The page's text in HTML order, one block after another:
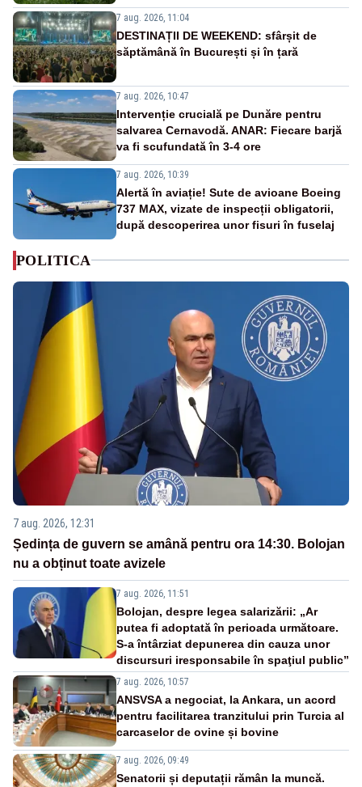
7 aug. 2026, 11:04
DESTINAȚII DE WEEKEND: sfârșit de
săptămână în București și în țară
7 aug. 2026, 10:47
Intervenție crucială pe Dunăre pentru
salvarea Cernavodă. ANAR: Fiecare barjă
va fi scufundată în 3-4 ore
7 aug. 2026, 10:39
Alertă în aviație! Sute de avioane Boeing
737 MAX, vizate de inspecții obligatorii,
după descoperirea unor fisuri în fuselaj
POLITICA
7 aug. 2026, 12:31
Ședința de guvern se amână pentru ora 14:30. Bolojan
nu a obținut toate avizele
7 aug. 2026, 11:51
Bolojan, despre legea salarizării: „Ar
putea fi adoptată în perioada următoare.
S-a întârziat depunerea din cauza unor
discursuri iresponsabile în spaţiul public”
7 aug. 2026, 10:57
ANSVSA a negociat, la Ankara, un acord
pentru facilitarea tranzitului prin Turcia al
carcaselor de ovine și bovine
7 aug. 2026, 09:49
Senatorii și deputații rămân la muncă.